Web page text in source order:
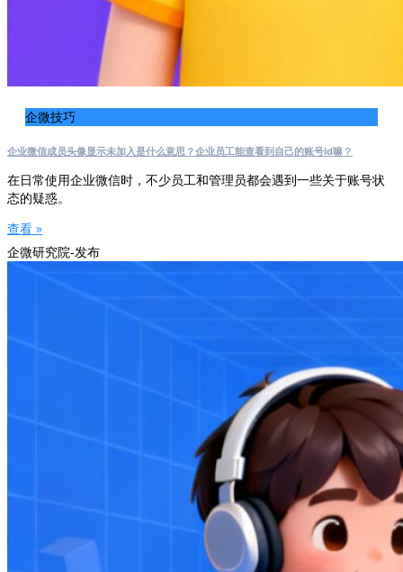
企微技巧
企业微信成员头像显示未加入是什么意思？企业员工能查看到自己的账号id嘛？
在日常使用企业微信时，不少员工和管理员都会遇到一些关于账号状
态的疑惑。
查看 »
企微研究院-发布